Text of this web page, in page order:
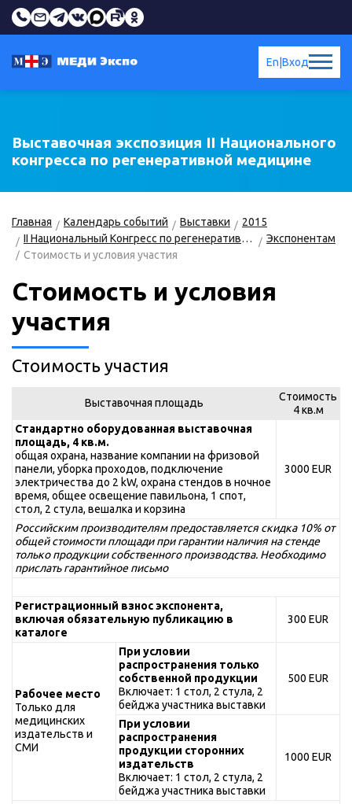
Вход
En
Выставочная экспозиция II Национального
конгресса по регенеративной медицине
Главная Календарь событий Выставки
2015
II Национальный Конгресс по регенеративной медицине
Экспонентам
Стоимость и условия участия
Стоимость и условия
участия
Стоимость участия
Выставочная площадь
Стоимость
4 кв.м
Стандартно оборудованная выставочная
площадь, 4 кв.м.
общая охрана, название компании на фризовой
панели, уборка проходов, подключение
электричества до 2 kW, охрана стендов в ночное
время, общее освещение павильона, 1 спот,
стол, 2 стула, вешалка и корзина
3000 EUR
Российским производителям предоставляется скидка 10% от
общей стоимости площади при гарантии наличия на стенде
только продукции собственного производства. Необходимо
прислать гарантийное письмо
Регистрационный взнос экспонента,
включая обязательную публикацию в
каталоге
300 EUR
Рабочее место
Только для
медицинских
издательств и
СМИ
При условии
распространения только
собственной продукции
Включает: 1 стол, 2 стула, 2
бейджа участника выставки
500 EUR
При условии
распространения
продукции сторонних
издательств
Включает: 1 стол, 2 стула, 2
бейджа участника выставки
1000 EUR